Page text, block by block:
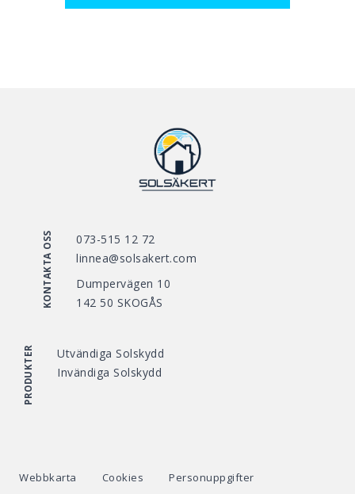
KONTAKTA OSS
073-515 12 72
linnea@solsakert.com
Dumpervägen 10
142 50 SKOGÅS
PRODUKTER
Utvändiga Solskydd
Invändiga Solskydd
Webbkarta Cookies Personuppgifter